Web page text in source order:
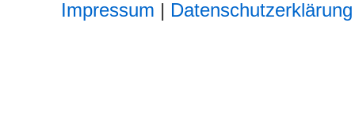
Impressum | Datenschutzerklärung